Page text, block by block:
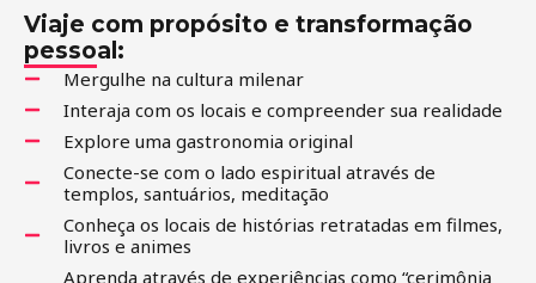
Viaje com propósito e transformação
pessoal:
Mergulhe na cultura milenar
Interaja com os locais e compreender sua realidade
Explore uma gastronomia original
Conecte-se com o lado espiritual através de
templos, santuários, meditação
Conheça os locais de histórias retratadas em filmes,
livros e animes
Aprenda através de experiências como “cerimônia